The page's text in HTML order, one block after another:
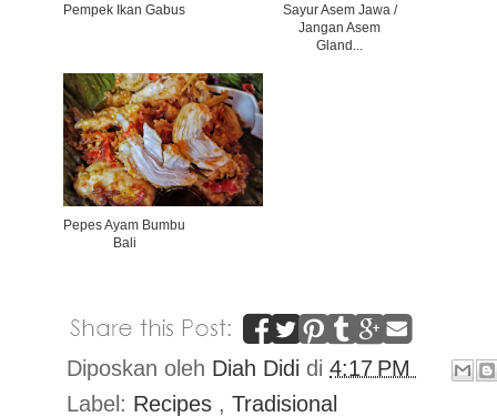
Pempek Ikan Gabus
Sayur Asem Jawa /
Jangan Asem
Gland...
Pepes Ayam Bumbu
Bali
Diposkan oleh Diah Didi di 4:17 PM
Label: Recipes , Tradisional